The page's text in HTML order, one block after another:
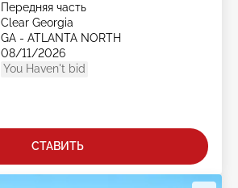
Передняя часть
Clear Georgia
GA - ATLANTA NORTH
08/11/2026
You Haven't bid
СТАВИТЬ